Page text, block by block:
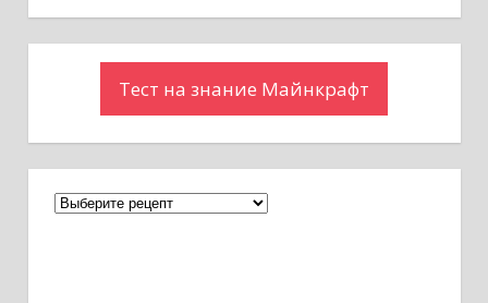
Тест на знание Майнкрафт